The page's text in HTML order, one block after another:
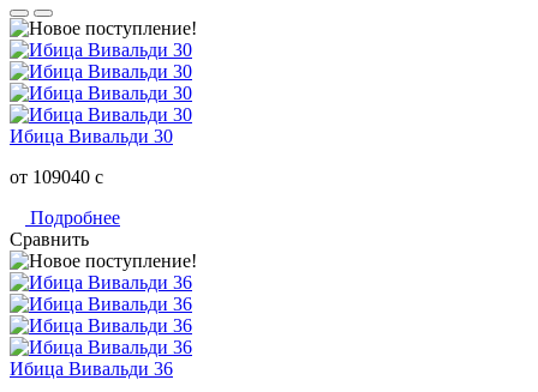
Ибица Вивальди 30
от 109040 c
Подробнее
Сравнить
Ибица Вивальди 36